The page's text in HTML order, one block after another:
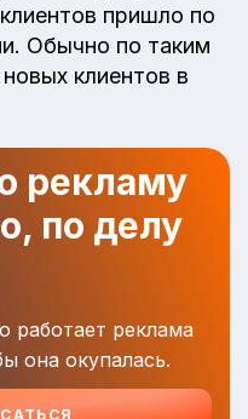
пришло по
Обычно по таким
клиентов в
рекламу
по делу
работает реклама
она окупалась.